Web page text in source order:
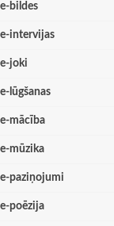
e-bildes
e-intervijas
e-joki
e-lūgšanas
e-mācība
e-mūzika
e-paziņojumi
e-poēzija